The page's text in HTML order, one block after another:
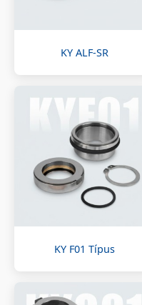
KY ALF-SR
KY F01 Típus